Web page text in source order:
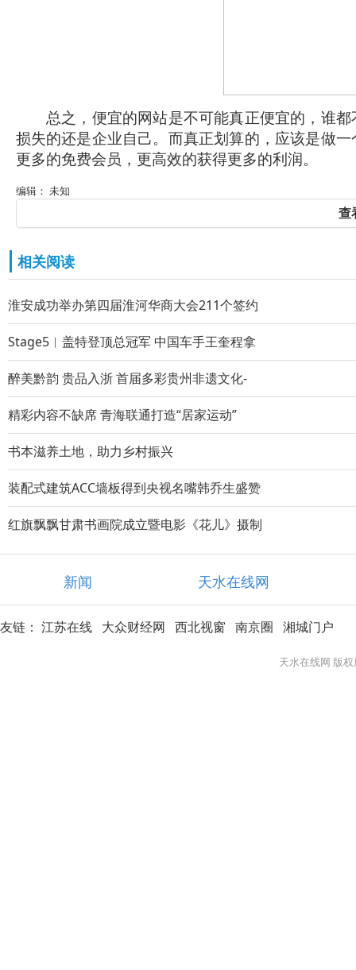
总之，便宜的网站是不可能真正便宜的，谁都
损失的还是企业自己。而真正划算的，应该是做
更多的免费会员 ，更高效的获得更多的利润。
编辑： 未知
查
相关阅读
淮安成功举办第四届淮河华商大会211个签约
Stage5︱盖特登顶总冠军 中国车手王奎程拿
醉美黔韵 贵品入浙 首届多彩贵州非遗文化-
精彩内容不缺席 青海联通打造“居家运动”
书本滋养土地，助力乡村振兴
装配式建筑ACC墙板得到央视名嘴韩乔生盛赞
红旗飘飘甘肃书画院成立暨电影《花儿》摄制
新闻 天水在线网
友链： 江苏在线 大众财经网 西北视窗 南京圈 湘城门户
天水在线网 版